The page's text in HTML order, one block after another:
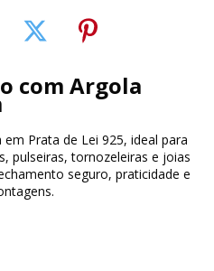
com Argola
Prata de Lei 925, ideal para
pulseiras, tornozeleiras e joias
seguro, praticidade e